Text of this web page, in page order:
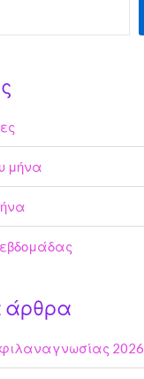
μήνα
άρθρα
2026